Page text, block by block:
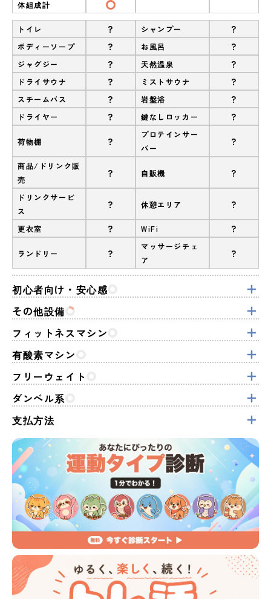
体組成計
トイレ ? シャンプー ?
ボディーソープ ? お風呂 ?
ジャグジー ? 天然温泉 ?
ドライサウナ ? ミストサウナ ?
スチームバス ? 岩盤浴 ?
ドライヤー ? 鍵なしロッカー ?
荷物棚 ?
プロテインサー
バー
?
商品/ドリンク販
売
? 自販機 ?
ドリンクサービ
ス
? 休憩エリア ?
更衣室 ? WiFi ?
ランドリー ?
マッサージチェ
ア
?
初心者向け・安心感
その他設備
フィットネスマシン
有酸素マシン
フリーウェイト
ダンベル系
支払方法